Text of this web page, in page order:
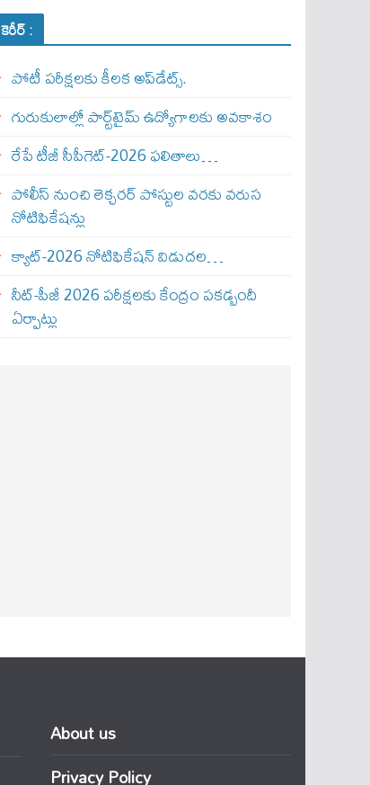
కెరీర్ :
పోటీ పరీక్షలకు కీలక అప్‌డేట్స్.
గురుకులాల్లో పార్ట్‌టైమ్ ఉద్యోగాలకు అవకాశం
రేపే టీజీ సీపీగెట్‌-2026 ఫలితాలు…
పోలీస్ నుంచి లెక్చరర్ పోస్టుల వరకు వరుస
నోటిఫికేషన్లు
క్యాట్-2026 నోటిఫికేషన్ విడుదల…
నీట్-పీజీ 2026 పరీక్షలకు కేంద్రం పకడ్బందీ
ఏర్పాట్లు
About us
Privacy Policy